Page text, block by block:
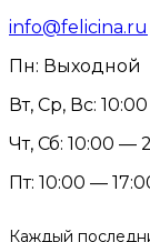
info@felicina.ru
Пн: Выходной
Вт, Ср, Вс:
Чт, Сб: 10:00 —
Пт: 10:00 —
Каждый